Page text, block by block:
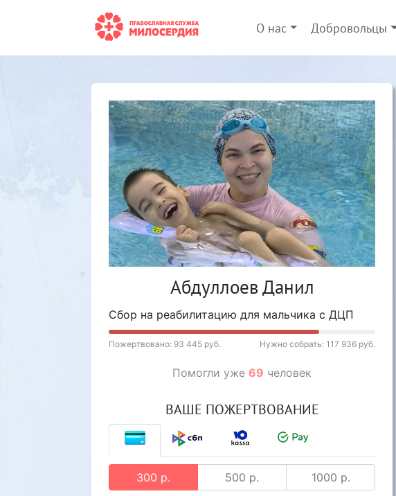
О нас Добровольцы
Абдуллоев Данил
Сбор на реабилитацию для мальчика с ДЦП
Пожертвовано: 93 445 руб. Нужно собрать: 117 936 руб.
Помогли уже 69 человек
ВАШЕ ПОЖЕРТВОВАНИЕ
300 р. 500 р. 1000 р.